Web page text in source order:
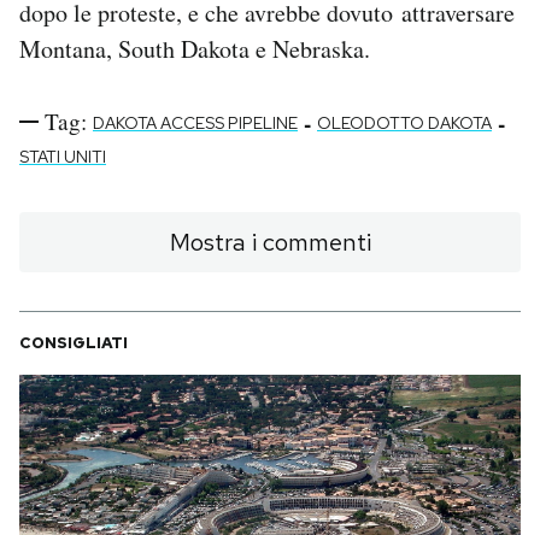
dopo le proteste, e che avrebbe dovuto attraversare
Montana, South Dakota e Nebraska.
Tag: DAKOTA ACCESS PIPELINE - OLEODOTTO DAKOTA -
STATI UNITI
Mostra i commenti
CONSIGLIATI